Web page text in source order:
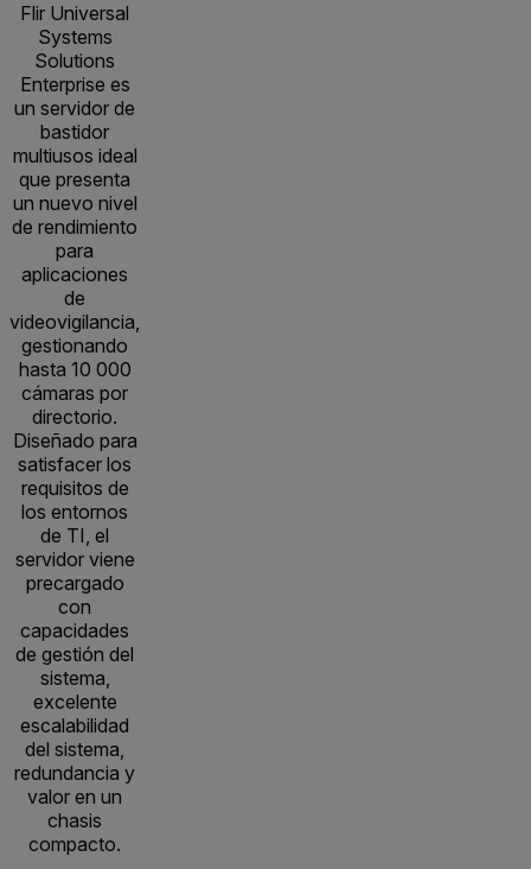
Flir Universal
Systems
Solutions
Enterprise es
un servidor de
bastidor
multiusos ideal
que presenta
un nuevo nivel
de rendimiento
para
aplicaciones
de
videovigilancia,
gestionando
hasta 10 000
cámaras por
directorio.
Diseñado para
satisfacer los
requisitos de
los entornos
de TI, el
servidor viene
precargado
con
capacidades
de gestión del
sistema,
excelente
escalabilidad
del sistema,
redundancia y
valor en un
chasis
compacto.